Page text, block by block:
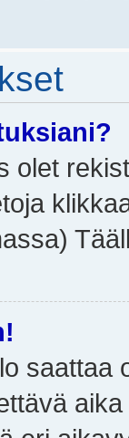
olet
saattaa